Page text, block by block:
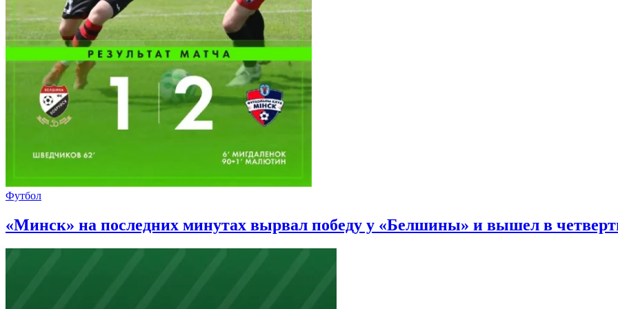
Футбол
«Минск» на последних минутах вырвал победу у «Белшины» и вышел в